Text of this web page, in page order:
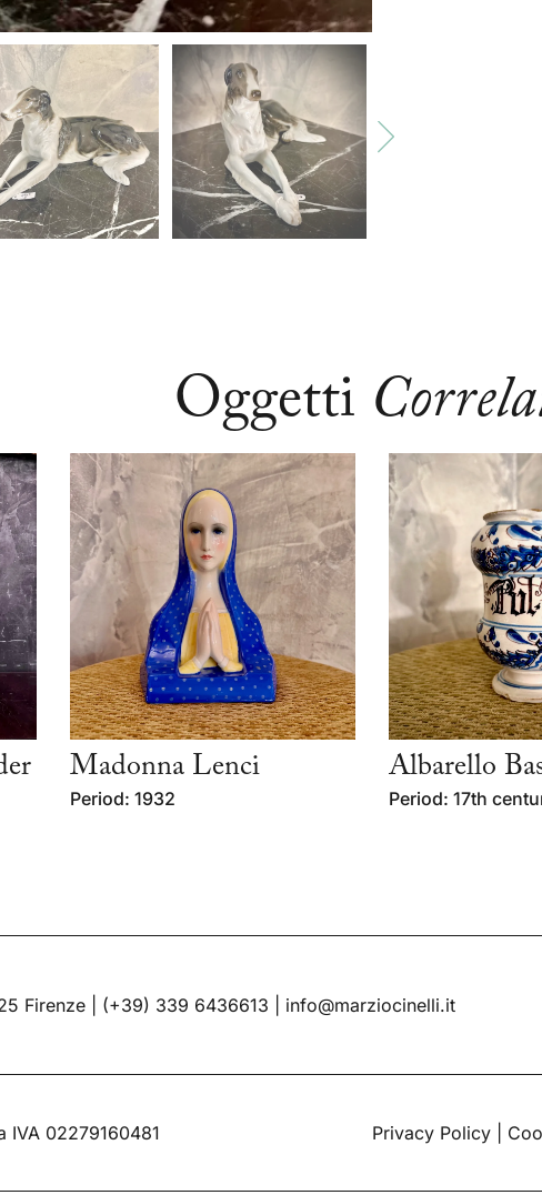
Oggetti
Madonna Lenci
Period: 1932
Albarello
Period: 17th
Firenze | (+39) 339 6436613 info@marziocinelli.it
02279160481 Privacy Policy